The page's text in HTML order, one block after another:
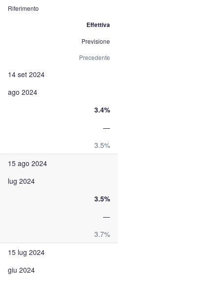
Riferimento
Effettiva
Previsione
Precedente
14 set 2024
ago 2024
3.4%
—
3.5%
15 ago 2024
lug 2024
3.5%
—
3.7%
15 lug 2024
giu 2024